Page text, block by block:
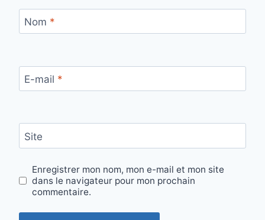
Nom *
E-mail *
Site
Enregistrer mon nom, mon e-mail et mon site
dans le navigateur pour mon prochain
commentaire.